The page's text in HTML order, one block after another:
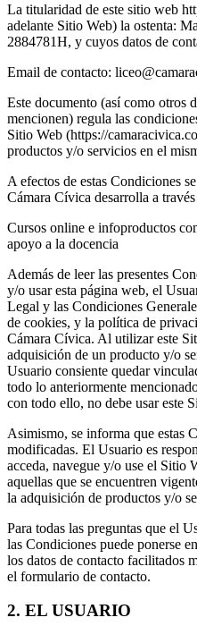
La titularidad de este sitio web
adelante Sitio Web) la ostenta:
2884781H, y cuyos datos de
Email de contacto:
Este documento (así como otros
mencionen) regula las
Sitio Web (https://
productos y/o servicios en el
A efectos de estas Condiciones
Cámara Cívica desarrolla a
Cursos online e infoproductos
apoyo a la docencia
Además de leer las presentes
y/o usar esta página web, el
Legal y las Condiciones
de cookies, y la política de
Cámara Cívica. Al utilizar este
adquisición de un producto y/o
Usuario consiente quedar
todo lo anteriormente
con todo ello, no debe usar este
Asimismo, se informa que estas
modificadas. El Usuario es
acceda, navegue y/o use el Sitio
aquellas que se encuentren
la adquisición de productos y/o
Para todas las preguntas que el
las Condiciones puede ponerse
los datos de contacto facilitados
el formulario de contacto.
2. EL USUARIO